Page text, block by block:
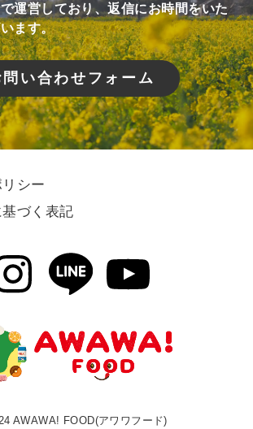
運営しており、返信にお時間をいた
ます。
問い合わせフォーム
シー
づく表記
AWAWA! FOOD(アワワフード)